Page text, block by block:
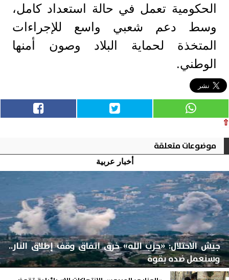
الحكومية تعمل في حالة استعداد كامل،
وسط دعم شعبي واسع للإجراءات
المتخذة لحماية البلاد وصون أمنها
الوطني.
⇧
موضوعات متعلقة
أخبار عربية
جيش الاحتلال: «حزب الله» خرق اتفاق وقف إطلاق النار..
وسنعمل ضده بقوة